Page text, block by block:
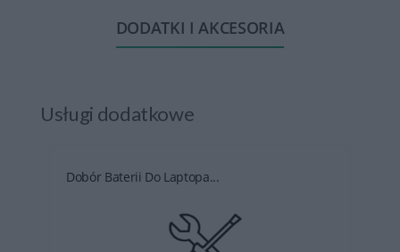
DODATKI I AKCESORIA
Usługi dodatkowe
Dobór Baterii Do Laptopa...